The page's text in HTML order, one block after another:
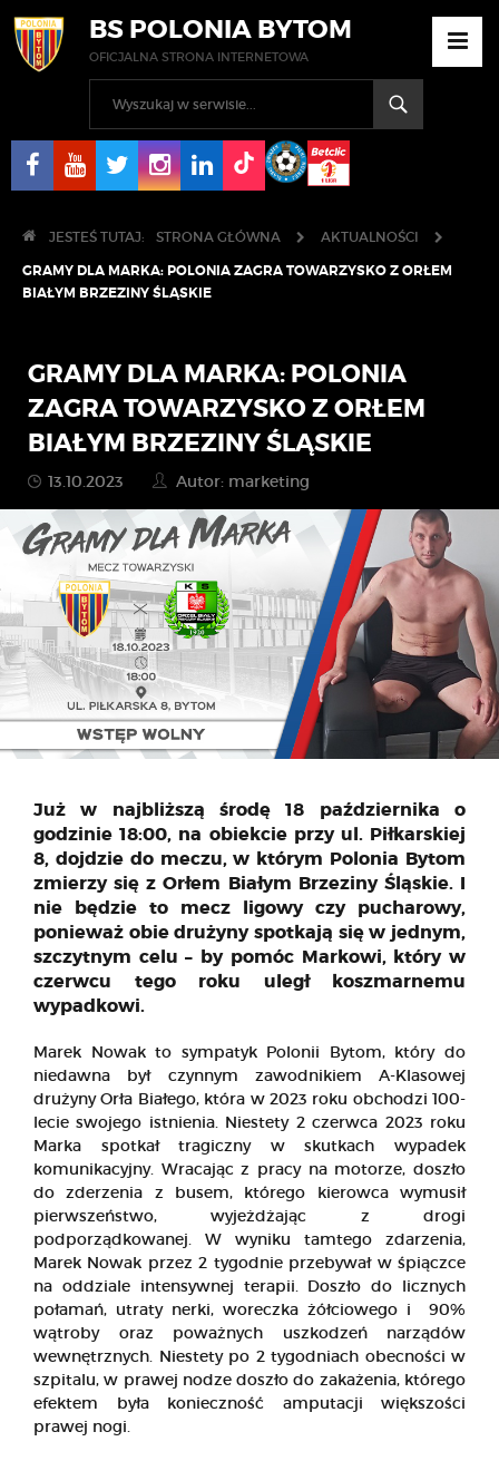
BS POLONIA BYTOM
OFICJALNA STRONA INTERNETOWA
JESTEŚ TUTAJ: STRONA GŁÓWNA AKTUALNOŚCI
GRAMY DLA MARKA: POLONIA ZAGRA TOWARZYSKO Z ORŁEM
BIAŁYM BRZEZINY ŚLĄSKIE
GRAMY DLA MARKA: POLONIA
ZAGRA TOWARZYSKO Z ORŁEM
BIAŁYM BRZEZINY ŚLĄSKIE
13.10.2023 Autor: marketing
Już w najbliższą środę 18 października o
godzinie 18:00, na obiekcie przy ul. Piłkarskiej
8, dojdzie do meczu, w którym Polonia Bytom
zmierzy się z Orłem Białym Brzeziny Śląskie. I
nie będzie to mecz ligowy czy pucharowy,
ponieważ obie drużyny spotkają się w jednym,
szczytnym celu – by pomóc Markowi, który w
czerwcu tego roku uległ koszmarnemu
wypadkowi.
Marek Nowak to sympatyk Polonii Bytom, który do
niedawna był czynnym zawodnikiem A-Klasowej
drużyny Orła Białego, która w 2023 roku obchodzi 100-
lecie swojego istnienia. Niestety 2 czerwca 2023 roku
Marka spotkał tragiczny w skutkach wypadek
komunikacyjny. Wracając z pracy na motorze, doszło
do zderzenia z busem, którego kierowca wymusił
pierwszeństwo, wyjeżdżając z drogi
podporządkowanej. W wyniku tamtego zdarzenia,
Marek Nowak przez 2 tygodnie przebywał w śpiączce
na oddziale intensywnej terapii. Doszło do licznych
połamań, utraty nerki, woreczka żółciowego i 90%
wątroby oraz poważnych uszkodzeń narządów
wewnętrznych. Niestety po 2 tygodniach obecności w
szpitalu, w prawej nodze doszło do zakażenia, którego
efektem była konieczność amputacji większości
prawej nogi.